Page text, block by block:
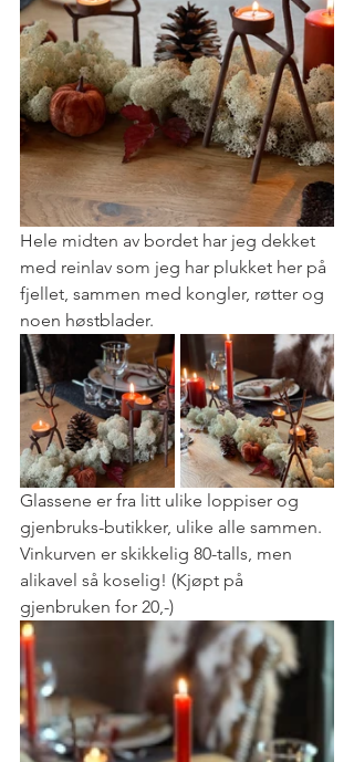
Hele midten av bordet har jeg dekket
med reinlav som jeg har plukket her på
fjellet, sammen med kongler, røtter og
noen høstblader.
Glassene er fra litt ulike loppiser og
gjenbruks-butikker, ulike alle sammen.
Vinkurven er skikkelig 80-talls, men
alikavel så koselig! (Kjøpt på
gjenbruken for 20,-)